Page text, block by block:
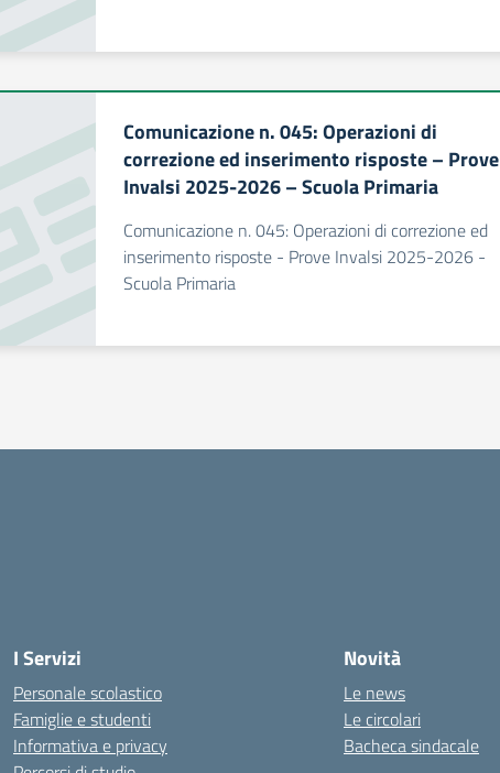
Comunicazione n. 045: Operazioni di
correzione ed inserimento risposte – Prove
Invalsi 2025-2026 – Scuola Primaria
Comunicazione n. 045: Operazioni di correzione ed
inserimento risposte - Prove Invalsi 2025-2026 -
Scuola Primaria
I Servizi
Personale scolastico
Famiglie e studenti
Informativa e privacy
Novità
Le news
Le circolari
Bacheca sindacale